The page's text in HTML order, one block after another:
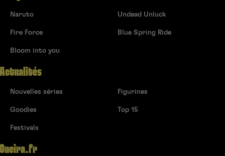
Naruto
Fire Force
Bloom into you
Undead Unluck
Blue Spring Ride
Actualités
Nouvelles séries
Goodies
Festivals
Figurines
Top 15
Oneira.fr